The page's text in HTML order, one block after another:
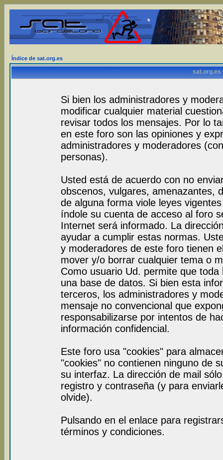
Índice de sat.org.es
sat.org.es
Si bien los administradores y
modificar cualquier material
revisar todos los mensajes. Por lo
en este foro son las opiniones y
administradores y moderadores
personas).
Usted está de acuerdo con no
obscenos, vulgares, amenazantes,
de alguna forma viole leyes
índole su cuenta de acceso al foro
Internet será informado. La
ayudar a cumplir estas normas.
y moderadores de este foro tienen
mover y/o borrar cualquier tema o
Como usuario Ud. permite que
una base de datos. Si bien esta
terceros, los administradores y
mensaje no convencional que
responsabilizarse por intentos de
información confidencial.
Este foro usa "cookies" para
"cookies" no contienen ninguno de
su interfaz. La dirección de mail
registro y contraseña (y para
olvide).
Pulsando en el enlace para
términos y condiciones.